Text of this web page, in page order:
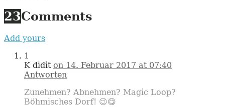
23Comments
Add yours
1
K didit on 14. Februar 2017 at 07:40
Antworten
Zunehmen? Abnehmen? Magic Loop?
Böhmisches Dorf! 😉😋